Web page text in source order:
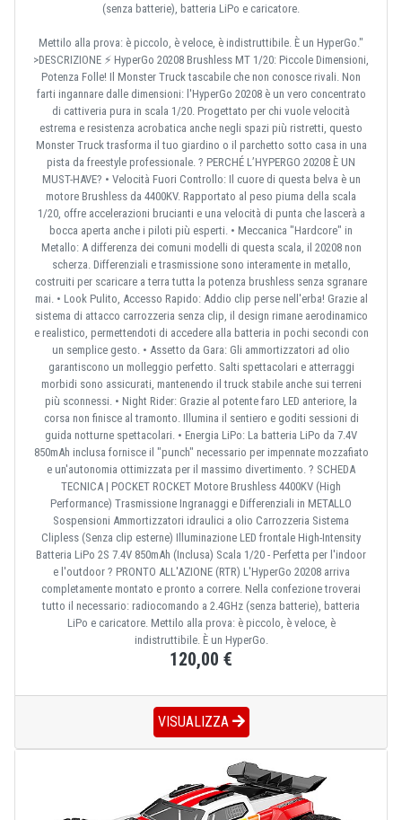
(senza batterie), batteria LiPo e caricatore.
Mettilo alla prova: è piccolo, è veloce, è indistruttibile. È un HyperGo."
>DESCRIZIONE ⚡ HyperGo 20208 Brushless MT 1/20: Piccole Dimensioni,
Potenza Folle! Il Monster Truck tascabile che non conosce rivali. Non
farti ingannare dalle dimensioni: l'HyperGo 20208 è un vero concentrato
di cattiveria pura in scala 1/20. Progettato per chi vuole velocità
estrema e resistenza acrobatica anche negli spazi più ristretti, questo
Monster Truck trasforma il tuo giardino o il parchetto sotto casa in una
pista da freestyle professionale. ? PERCHÉ L’HYPERGO 20208 È UN
MUST-HAVE? • Velocità Fuori Controllo: Il cuore di questa belva è un
motore Brushless da 4400KV. Rapportato al peso piuma della scala
1/20, offre accelerazioni brucianti e una velocità di punta che lascerà a
bocca aperta anche i piloti più esperti. • Meccanica "Hardcore" in
Metallo: A differenza dei comuni modelli di questa scala, il 20208 non
scherza. Differenziali e trasmissione sono interamente in metallo,
costruiti per scaricare a terra tutta la potenza brushless senza sgranare
mai. • Look Pulito, Accesso Rapido: Addio clip perse nell'erba! Grazie al
sistema di attacco carrozzeria senza clip, il design rimane aerodinamico
e realistico, permettendoti di accedere alla batteria in pochi secondi con
un semplice gesto. • Assetto da Gara: Gli ammortizzatori ad olio
garantiscono un molleggio perfetto. Salti spettacolari e atterraggi
morbidi sono assicurati, mantenendo il truck stabile anche sui terreni
più sconnessi. • Night Rider: Grazie al potente faro LED anteriore, la
corsa non finisce al tramonto. Illumina il sentiero e goditi sessioni di
guida notturne spettacolari. • Energia LiPo: La batteria LiPo da 7.4V
850mAh inclusa fornisce il "punch" necessario per impennate mozzafiato
e un'autonomia ottimizzata per il massimo divertimento. ? SCHEDA
TECNICA | POCKET ROCKET Motore Brushless 4400KV (High
Performance) Trasmissione Ingranaggi e Differenziali in METALLO
Sospensioni Ammortizzatori idraulici a olio Carrozzeria Sistema
Clipless (Senza clip esterne) Illuminazione LED frontale High-Intensity
Batteria LiPo 2S 7.4V 850mAh (Inclusa) Scala 1/20 - Perfetta per l'indoor
e l'outdoor ? PRONTO ALL'AZIONE (RTR) L'HyperGo 20208 arriva
completamente montato e pronto a correre. Nella confezione troverai
tutto il necessario: radiocomando a 2.4GHz (senza batterie), batteria
LiPo e caricatore. Mettilo alla prova: è piccolo, è veloce, è
indistruttibile. È un HyperGo.
120,00 €
VISUALIZZA